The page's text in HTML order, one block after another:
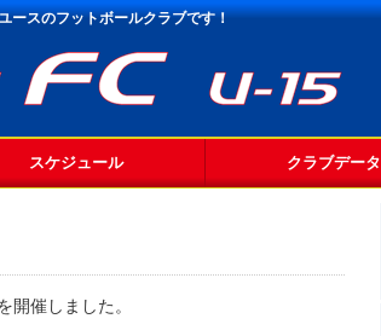
ースのフットボールクラブです！
スケジュール クラブデータ
催しました。